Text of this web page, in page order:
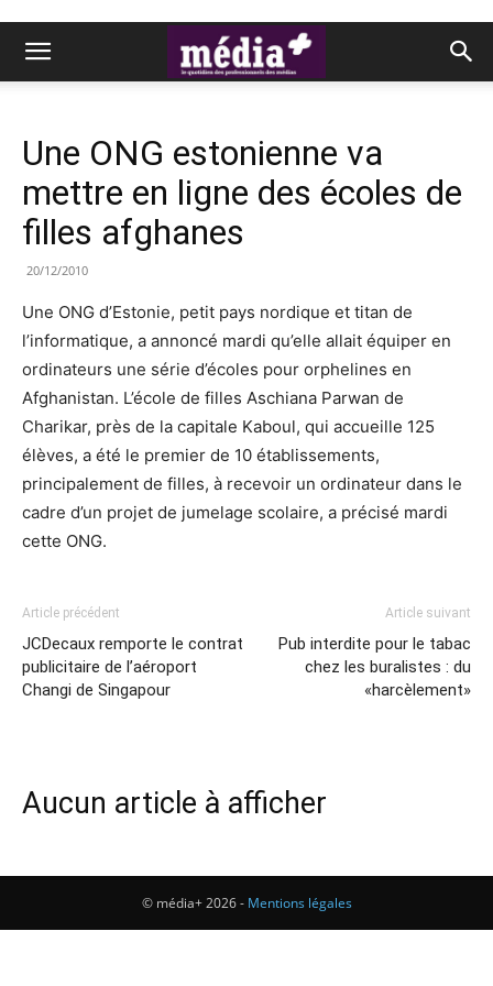
Une ONG estonienne va
mettre en ligne des écoles de
filles afghanes
20/12/2010
Une ONG d’Estonie, petit pays nordique et titan de
l’informatique, a annoncé mardi qu’elle allait équiper en
ordinateurs une série d’écoles pour orphelines en
Afghanistan. L’école de filles Aschiana Parwan de
Charikar, près de la capitale Kaboul, qui accueille 125
élèves, a été le premier de 10 établissements,
principalement de filles, à recevoir un ordinateur dans le
cadre d’un projet de jumelage scolaire, a précisé mardi
cette ONG.
Article précédent
JCDecaux remporte le contrat
publicitaire de l’aéroport
Changi de Singapour
Article suivant
Pub interdite pour le tabac
chez les buralistes : du
«harcèlement»
Aucun article à afficher
© média+ 2026 - Mentions légales